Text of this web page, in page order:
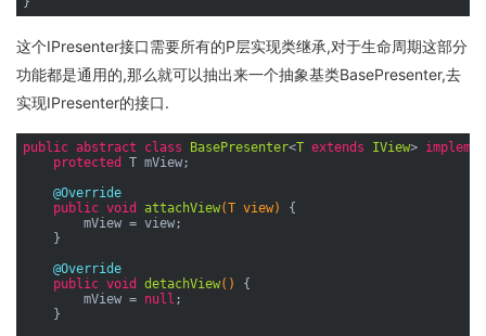
这个IPresenter接口需要所有的P层实现类继承,对于生命周期这部分
功能都是通用的,那么就可以抽出来一个抽象基类BasePresenter,去
实现IPresenter的接口.
public abstract class BasePresenter<T extends IView>
protected
T mView;
@Override
public void attachView(T view)
{
        mView = view;
    }
@Override
public void detachView()
{
        mView =
null ;
    }